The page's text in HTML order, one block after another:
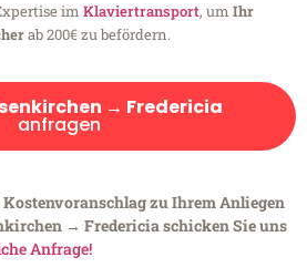
im Klaviertransport, um Ihr
ab 200€ zu befördern.
→ Fredericia
anfragen
zu Ihrem Anliegen
→ Fredericia schicken Sie uns
Anfrage!